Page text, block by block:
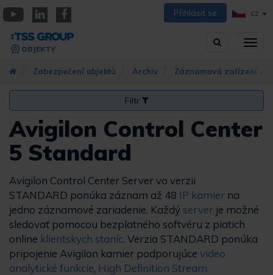
Přejít
k
hlavnímu
obsahu
Přihlásit se CZ
Vyhledávání
OBJEKTY
Zabezpečení objektů Archiv Záznamová zařízení –
Filtr
Avigilon Control Center
5 Standard
Avigilon Control Center Server vo verzii
STANDARD ponúka záznam až 48 IP kamier na
jedno záznamové zariadenie. Každý server je možné
sledovať pomocou bezplatného softvéru z piatich
online klientskych staníc. Verzia STANDARD ponúka
pripojenie Avigilon kamier podporujúce video
analytické funkcie, High Definition Stream